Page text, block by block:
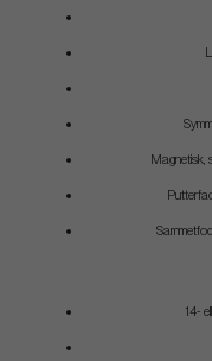
Magnetisk,
14-